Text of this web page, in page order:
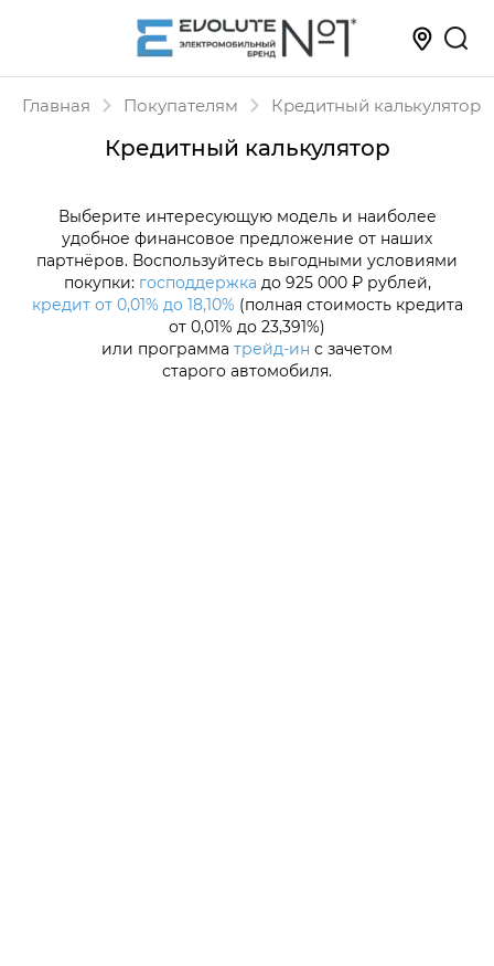
Главная Покупателям Кредитный калькулятор
Кредитный калькулятор
Выберите интересующую модель и наиболее
удобное финансовое предложение от наших
партнёров. Воспользуйтесь выгодными условиями
покупки: господдержка до 925 000 ₽ рублей,
кредит от 0,01% до 18,10% (полная стоимость кредита
от 0,01% до 23,391%)
или программа трейд-ин с зачетом
старого автомобиля.